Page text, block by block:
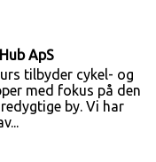
ApS
tilbyder cykel- og
med fokus på den
by. Vi har